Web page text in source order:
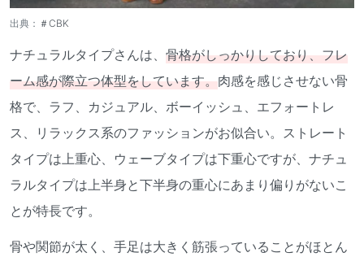
出典： ＃CBK
ナチュラルタイプさんは、 骨格がしっかりしており、フレ
ーム感が際立つ体型をしています。 肉感を感じさせない骨
格で、ラフ、カジュアル、ボーイッシュ、エフォートレ
ス、リラックス系のファッションがお似合い。ストレート
タイプは上重心、ウェーブタイプは下重心ですが、ナチュ
ラルタイプは上半身と下半身の重心にあまり偏りがないこ
とが特長です。
骨や関節が太く、手足は大きく筋張っていることがほとん